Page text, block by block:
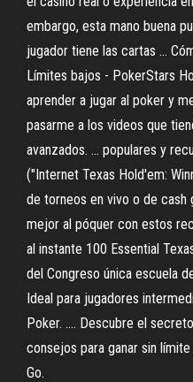
embargo, esta mano buena
jugador tiene las cartas ...
Límites bajos - PokerStars
aprender a jugar al poker y
pasarme a los videos que
avanzados. ... populares y
("Internet Texas Hold'em:
de torneos en vivo o de cash
mejor al póquer con estos
al instante 100 Essential
del Congreso única escuela
Ideal para jugadores
Poker. .... Descubre el
consejos para ganar sin
Go.